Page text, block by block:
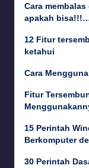
Cara
apakah
12 Fitur
ketahui
Cara
Fitur
15 Perintah
Berkomputer
30 Perintah